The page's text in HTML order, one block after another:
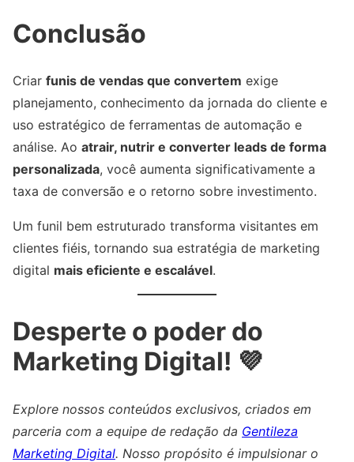
Conclusão
Criar funis de vendas que convertem exige
planejamento, conhecimento da jornada do cliente e
uso estratégico de ferramentas de automação e
análise. Ao atrair, nutrir e converter leads de forma
personalizada, você aumenta significativamente a
taxa de conversão e o retorno sobre investimento.
Um funil bem estruturado transforma visitantes em
clientes fiéis, tornando sua estratégia de marketing
digital mais eficiente e escalável.
Desperte o poder do
Marketing Digital! 💜
Explore nossos conteúdos exclusivos, criados em
parceria com a equipe de redação da Gentileza
Marketing Digital. Nosso propósito é impulsionar o